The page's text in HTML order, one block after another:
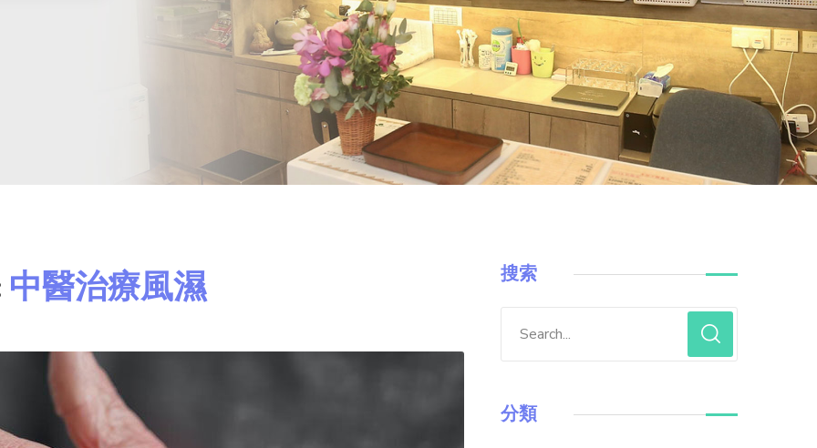
中醫治療風濕 搜索
分類